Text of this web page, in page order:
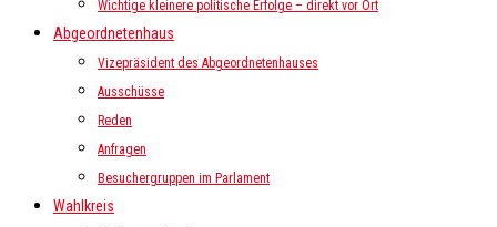
Wichtige kleinere politische Erfolge – direkt vor Ort
Abgeordnetenhaus
Vizepräsident des Abgeordnetenhauses
Ausschüsse
Reden
Anfragen
Besuchergruppen im Parlament
Wahlkreis